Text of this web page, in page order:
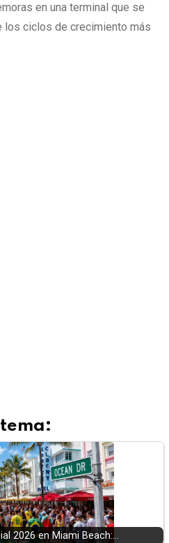
en una terminal que se
los ciclos de crecimiento más
2026 en Miami Beach:…